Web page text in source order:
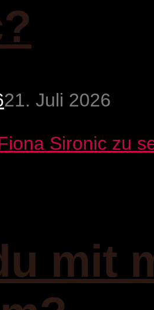
21. Juli 2026
mit